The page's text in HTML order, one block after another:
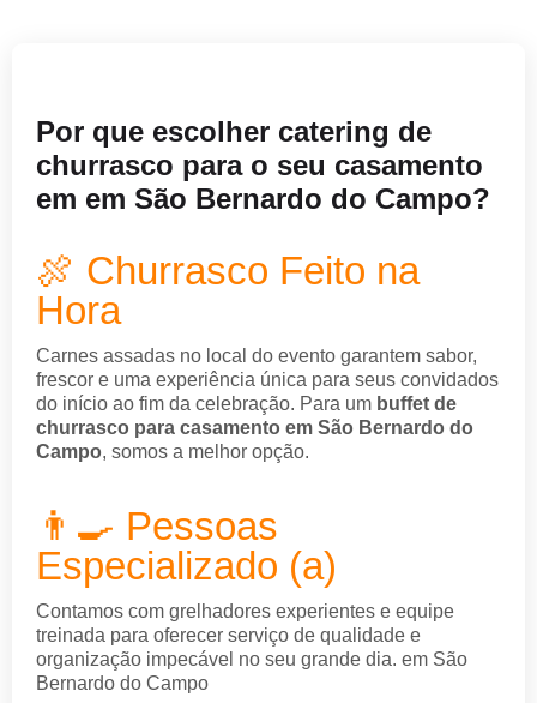
Por que escolher catering de
churrasco para o seu casamento
em em São Bernardo do Campo?
🍖 Churrasco Feito na
Hora
Carnes assadas no local do evento garantem sabor,
frescor e uma experiência única para seus convidados
do início ao fim da celebração. Para um buffet de
churrasco para casamento em São Bernardo do
Campo, somos a melhor opção.
👨‍🍳 Pessoas
Especializado (a)
Contamos com grelhadores experientes e equipe
treinada para oferecer serviço de qualidade e
organização impecável no seu grande dia. em São
Bernardo do Campo